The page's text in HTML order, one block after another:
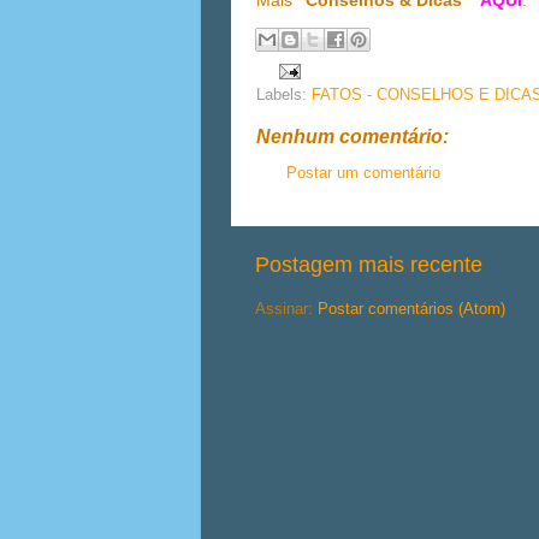
Labels: FATOS - CONSELHOS E
Nenhum comentário:
Postar um comentário
Postagem mais recente
Assinar: Postar comentários (Atom)